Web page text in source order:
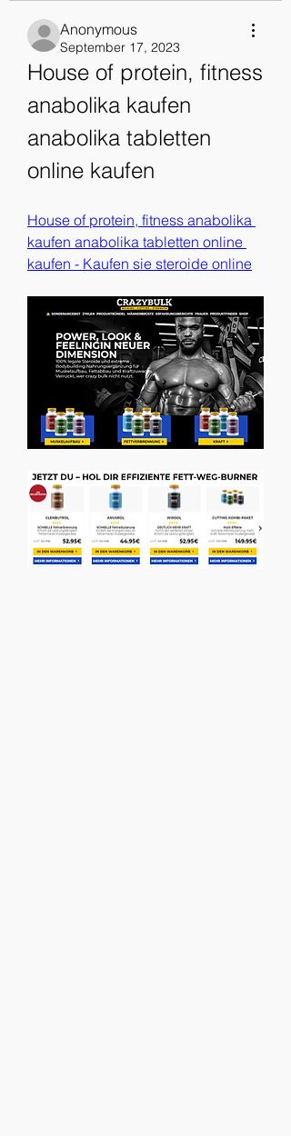
Anonymous
September 17, 2023
House of protein, fitness
anabolika kaufen
anabolika tabletten
online kaufen
House of protein, fitness anabolika
kaufen anabolika tabletten online
kaufen - Kaufen sie steroide online